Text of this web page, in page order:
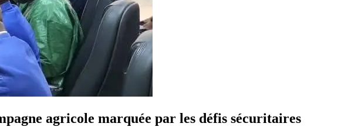
agricole marquée par les défis sécuritaires